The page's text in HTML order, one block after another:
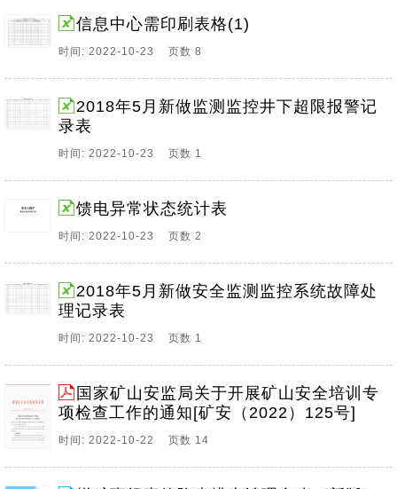
信息中心需印刷表格(1)
时间: 2022-10-23 页数 8
2018年5月新做监测监控井下超限报警记
录表
时间: 2022-10-23 页数 1
馈电异常状态统计表
时间: 2022-10-23 页数 2
2018年5月新做安全监测监控系统故障处
理记录表
时间: 2022-10-23 页数 1
国家矿山安监局关于开展矿山安全培训专
项检查工作的通知[矿安（2022）125号]
时间: 2022-10-22 页数 14